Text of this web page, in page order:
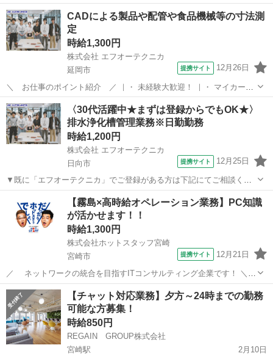
勤OK/交通費支給(規定あり)！ ｜・ お友達紹介手当あり！ ｜・ 簡単作
業(軽作業)！ ｜・ 安心のフォロー体制！ ｜・ 週払いOK！急な出費に
も対応可能...
宮崎 日向市 その他
CADによる製品や配管や食品機械等の寸法測
定
時給1,300円
株式会社 エフオーテクニカ
延岡市
提携サイト 12月26日
＼ お仕事のポイント紹介 ／ ｜・ 未経験大歓迎！ ｜・ マイカー通
勤OK/交通費支給(規定あり)！ ｜・ お友達紹介手当あり！ ｜・ 簡単作
業(軽作業)！ ｜・ 安心のフォロー体制！ ｜・ 週払いOK！急な出費に
も対応可能...
宮崎 延岡市 その他
〈30代活躍中★まずは登録からでもOK★〉
排水浄化槽管理業務※日勤勤務
時給1,200円
株式会社 エフオーテクニカ
日向市
提携サイト 12月25日
▼既に「エフオーテクニカ」でご登録がある方は下記にてご相談くだ
さい ▼ 電話番号 ：0120-606-656（フリーダイヤル） お仕事ナ
ンバー：1734121 ※複数案件へ応募されますと社内確認等によりご連
絡が遅くなって...
その他
【霧島×高時給オペレーション業務】PC知識
が活かせます！！
時給1,300円
株式会社ホットスタッフ宮崎
宮崎市
提携サイト 12月21日
／ ネットワークの統合を目指すITコンサルティング企業です！ ＼
◆お仕事内容◆ ・オペレーション業務 ⇒サーバーやネットワーク
の構築、運用及び保守の支援 ⇒コマンド入力 ⇒書類の整理 ⇒帳票の
補充 ・電話対応...
宮崎 宮崎市
【チャット対応業務】夕方～24時までの勤務
可能な方募集！
時給850円
REGAIN GROUP株式会社
宮崎駅
2月10日